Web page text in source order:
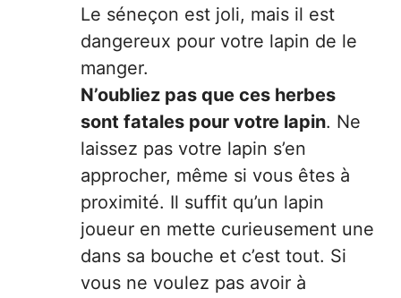
Le séneçon est joli, mais il est
dangereux pour votre lapin de le
manger.
N’oubliez pas que ces herbes
sont fatales pour votre lapin. Ne
laissez pas votre lapin s’en
approcher, même si vous êtes à
proximité. Il suffit qu’un lapin
joueur en mette curieusement une
dans sa bouche et c’est tout. Si
vous ne voulez pas avoir à